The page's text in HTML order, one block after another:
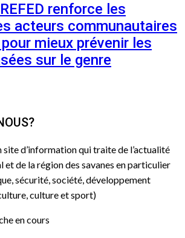
renforce les
acteurs communautaires
mieux prévenir les
sur le genre
site d’information qui traite de l’actualité
et de la région des savanes en particulier
sécurité, société, développement
culture et sport)
en cours